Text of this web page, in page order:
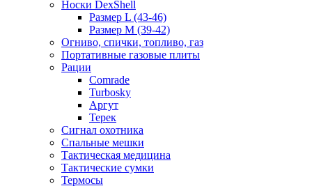
Носки DexShell
Размер L (43-46)
Размер M (39-42)
Огниво, спички, топливо, газ
Портативные газовые плиты
Рации
Comrade
Turbosky
Аргут
Терек
Сигнал охотника
Спальные мешки
Тактическая медицина
Тактические сумки
Термосы